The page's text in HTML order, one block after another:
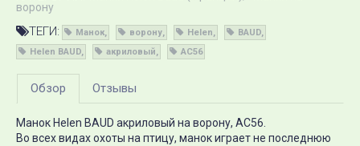
ворону
ТЕГИ: Манок ворону Helen
BAUD
Helen BAUD
акриловый AC56
Обзор Отзывы
Манок Helen BAUD акриловый на ворону, AC56.
Во всех видах охоты на птицу, манок играет не последнюю